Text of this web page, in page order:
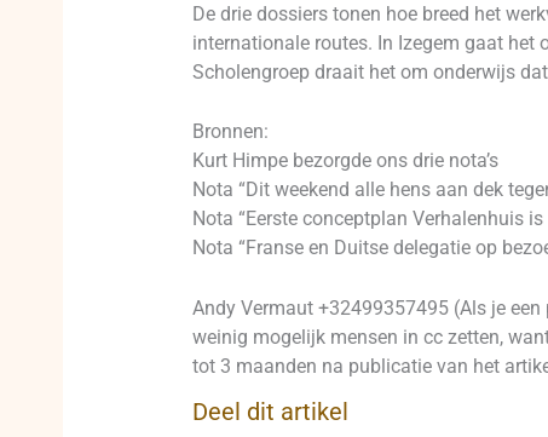
De drie dossiers tonen hoe breed het
internationale routes. In Izegem gaat het
Scholengroep draait het om onderwijs
Bronnen:
Kurt Himpe bezorgde ons drie nota’s
Nota “Dit weekend alle hens aan dek
Nota “Eerste conceptplan Verhalenhuis
Nota “Franse en Duitse delegatie op
Andy Vermaut +32499357495 (Als je
weinig mogelijk mensen in cc zetten,
tot 3 maanden na publicatie van het
Deel dit artikel